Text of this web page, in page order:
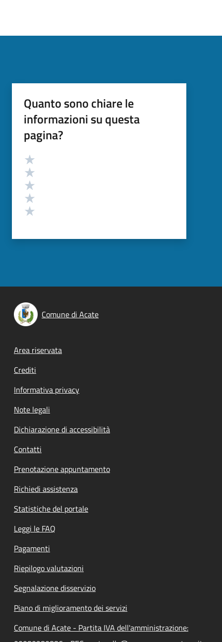
Quanto sono chiare le
informazioni su questa
pagina?
Valutazione
Comune di Acate
Footer menu
Area riservata
Crediti
Informativa privacy
Note legali
Dichiarazione di accessibilità
Contatti
Prenotazione appuntamento
Richiedi assistenza
Statistiche del portale
Leggi le FAQ
Pagamenti
Riepilogo valutazioni
Segnalazione disservizio
Piano di miglioramento dei servizi
Comune di Acate - Partita IVA dell'amministrazione: